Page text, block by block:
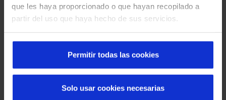
que les haya proporcionado o que hayan recopilado a
partir del uso que haya hecho de sus servicios.
Permitir todas las cookies
Solo usar cookies necesarias
Que faire en cas de panne d'une porte rapide :